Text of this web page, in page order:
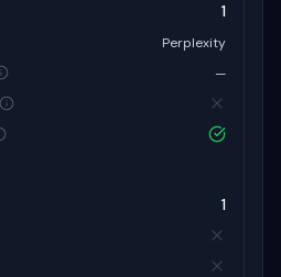
1
Perplexity
—
1